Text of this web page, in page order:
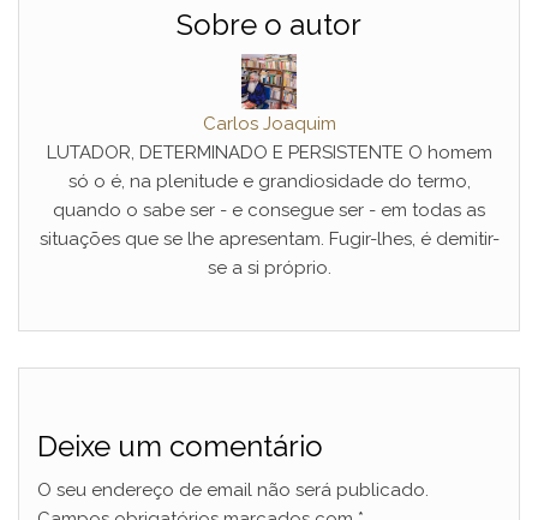
Sobre o autor
Carlos Joaquim
LUTADOR, DETERMINADO E PERSISTENTE O homem
só o é, na plenitude e grandiosidade do termo,
quando o sabe ser - e consegue ser - em todas as
situações que se lhe apresentam. Fugir-lhes, é demitir-
se a si próprio.
Deixe um comentário
O seu endereço de email não será publicado.